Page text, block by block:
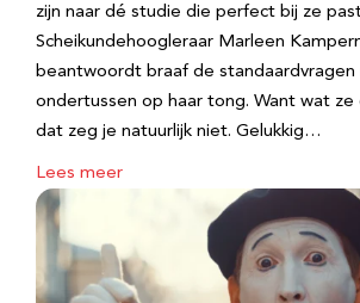
zijn naar dé studie die perfect bij ze
Scheikundehoogleraar Marleen
beantwoordt braaf de standaardvragen
ondertussen op haar tong. Want wat ze
dat zeg je natuurlijk niet. Gelukkig…
Lees meer